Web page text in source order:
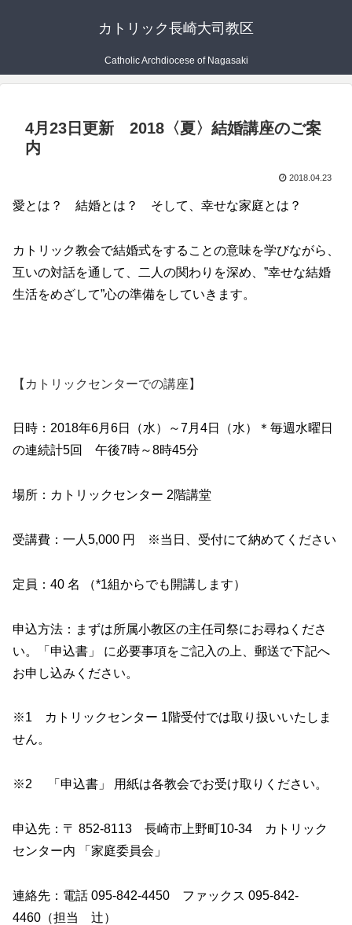
カトリック長崎大司教区
Catholic Archdiocese of Nagasaki
4月23日更新 2018〈夏〉結婚講座のご案
内
2018.04.23
愛とは？ 結婚とは？ そして、幸せな家庭とは？
カトリック教会で結婚式をすることの意味を学びながら、
互いの対話を通して、二人の関わりを深め、”幸せな結婚
生活をめざして”心の準備をしていきます。
【カトリックセンターでの講座】
日時：2018年6月6日（水）～7月4日（水）＊毎週水曜日
の連続計5回 午後7時～8時45分
場所：カトリックセンター 2階講堂
受講費：一人5,000 円 ※当日、受付にて納めてください
定員：40 名 （*1組からでも開講します）
申込方法：まずは所属小教区の主任司祭にお尋ねくださ
い。「申込書」 に必要事項をご記入の上、郵送で下記へ
お申し込みください。
※1 カトリックセンター 1階受付では取り扱いいたしま
せん。
※2 「申込書」 用紙は各教会でお受け取りください。
申込先：〒 852‐8113 長崎市上野町10-34 カトリック
センター内 「家庭委員会」
連絡先：電話 095‐842‐4450 ファックス 095‐842‐
4460（担当 辻）